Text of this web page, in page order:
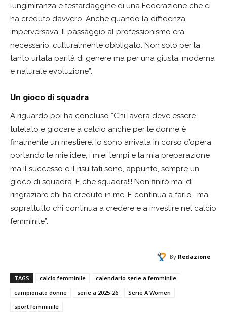
lungimiranza e testardaggine di una Federazione che ci
ha creduto davvero. Anche quando la diffidenza
imperversava. Il passaggio al professionismo era
necessario, culturalmente obbligato. Non solo per la
tanto urlata parità di genere ma per una giusta, moderna
e naturale evoluzione”.
Un gioco di squadra
A riguardo poi ha concluso “Chi lavora deve essere
tutelato e giocare a calcio anche per le donne è
finalmente un mestiere. Io sono arrivata in corso d’opera
portando le mie idee, i miei tempi e la mia preparazione
ma il successo e il risultati sono, appunto, sempre un
gioco di squadra. E che squadra!!! Non finirò mai di
ringraziare chi ha creduto in me. E continua a farlo… ma
soprattutto chi continua a credere e a investire nel calcio
femminile”.
By Redazione
TAGS calcio femminile
calendario serie a femminile
campionato donne
serie a 2025-26
Serie A Women
sport femminile